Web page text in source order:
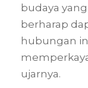
budaya
berharap
hubungan
ujarnya.